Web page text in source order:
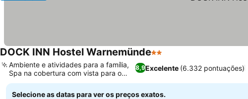
DOCK INN Hostel Warnemünde2 Estrelas
8,9Excelente (6.332 pontuações)
Ambiente e atividades para a família,
Spa na cobertura com vista para o
estaleiro
Selecione as datas para ver os preços exatos.